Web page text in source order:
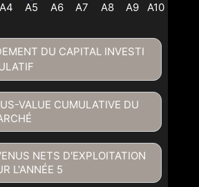
DU CAPITAL INVESTI
VALUE CUMULATIVE DU
NETS D'EXPLOITATION
L'ANNÉE 5